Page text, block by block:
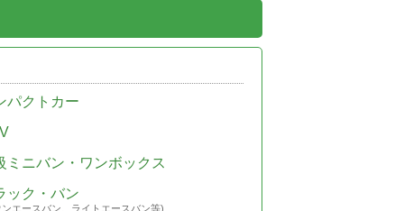
パクトカー
ミニバン・ワンボックス
ック・バン
エースバン、ライトエースバン等)